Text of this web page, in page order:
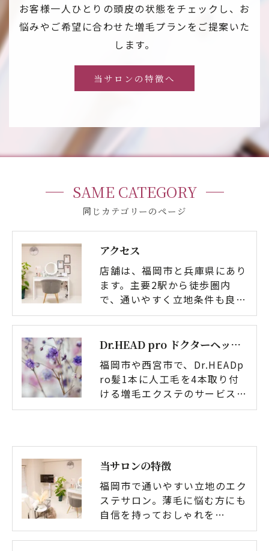
お客様一人ひとりの頭皮の状態をチェックし、お
悩みやご希望に合わせた増毛プランをご提案いた
します。
当サロンの特徴へ
同じカテゴリーのページ
SAME CATEGORY
アクセス
店舗は、福岡市と兵庫県にあり
ます。主要2駅から徒歩圏内
で、通いやすく立地条件も良…
Dr.HEAD pro ドクターヘッドプロ
福岡市や西宮市で、Dr.HEADp
ro髪1本に人工毛を4本取り付
ける増毛エクステのサービス…
当サロンの特徴
福岡市で通いやすい立地のエク
ステサロン。薄毛に悩む方にも
自信を持っておしゃれを…